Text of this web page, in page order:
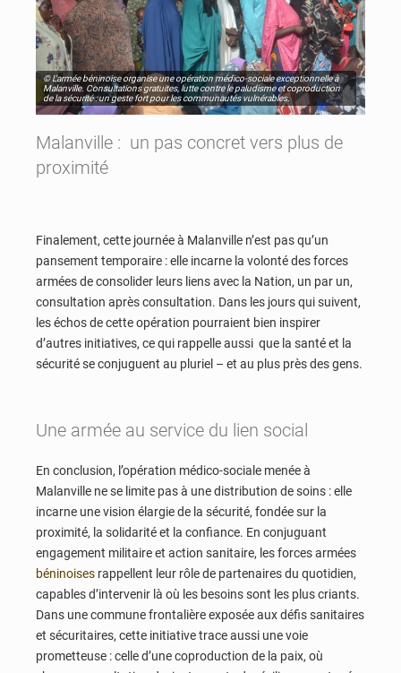
© L’armée béninoise organise une opération médico-sociale exceptionnelle à
Malanville. Consultations gratuites, lutte contre le paludisme et coproduction
de la sécurité : un geste fort pour les communautés vulnérables.
Malanville : un pas concret vers plus de
proximité
Finalement, cette journée à Malanville n’est pas qu’un
pansement temporaire : elle incarne la volonté des forces
armées de consolider leurs liens avec la Nation, un par un,
consultation après consultation. Dans les jours qui suivent,
les échos de cette opération pourraient bien inspirer
d’autres initiatives, ce qui rappelle aussi que la santé et la
sécurité se conjuguent au pluriel – et au plus près des gens.
Une armée au service du lien social
En conclusion, l’opération médico-sociale menée à
Malanville ne se limite pas à une distribution de soins : elle
incarne une vision élargie de la sécurité, fondée sur la
proximité, la solidarité et la confiance. En conjuguant
engagement militaire et action sanitaire, les forces armées
béninoises rappellent leur rôle de partenaires du quotidien,
capables d’intervenir là où les besoins sont les plus criants.
Dans une commune frontalière exposée aux défis sanitaires
et sécuritaires, cette initiative trace aussi une voie
prometteuse : celle d’une coproduction de la paix, où